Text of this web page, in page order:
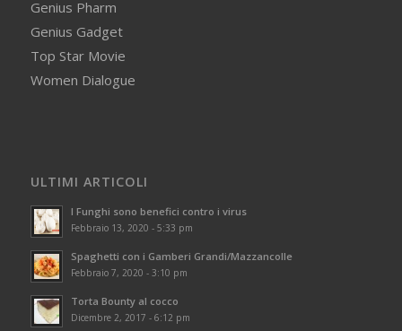
Genius Pharm
Genius Gadget
Top Star Movie
Women Dialogue
ULTIMI ARTICOLI
I Funghi sono benefici contro i virus
Febbraio 13, 2020 - 5:33 pm
Spaghetti con i Gamberi Grandi/Mazzancolle
Febbraio 7, 2020 - 3:10 pm
Torta Bounty al cocco
Dicembre 2, 2017 - 6:12 pm